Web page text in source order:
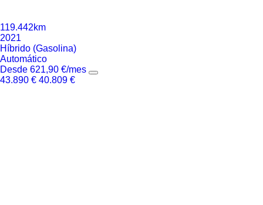
119.442km
2021
Híbrido (Gasolina)
Automático
Desde 621,90 €/mes
43.890 € 40.809 €